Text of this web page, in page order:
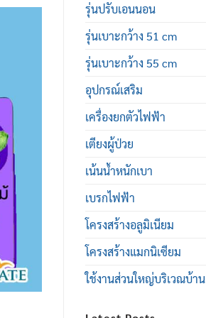
รุ่นปรับเอนนอน
รุ่นเบาะกว้าง 51 cm
รุ่นเบาะกว้าง 55 cm
อุปกรณ์เสริม
เครื่องยกตัวไฟฟ้า
เตียงผู้ป่วย
เน้นน้ำหนักเบา
เบรกไฟฟ้า
โครงสร้างอลูมิเนียม
โครงสร้างแมกนิเซียม
ใช้งานส่วนใหญ่บริเวณบ้าน